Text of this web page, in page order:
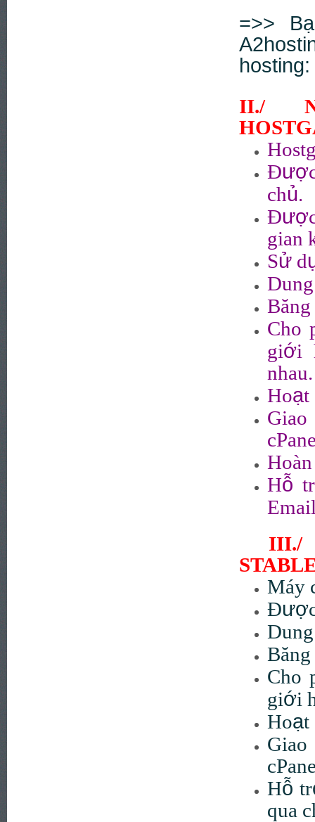
=>>
hosting:
II./
Đượ
chủ.
Đượ
gian
Sử d
Cho
giới
nhau.
Hoạt
Hỗ tr
Máy
Đượ
Cho
giới
Hoạt
Hỗ tr
qua